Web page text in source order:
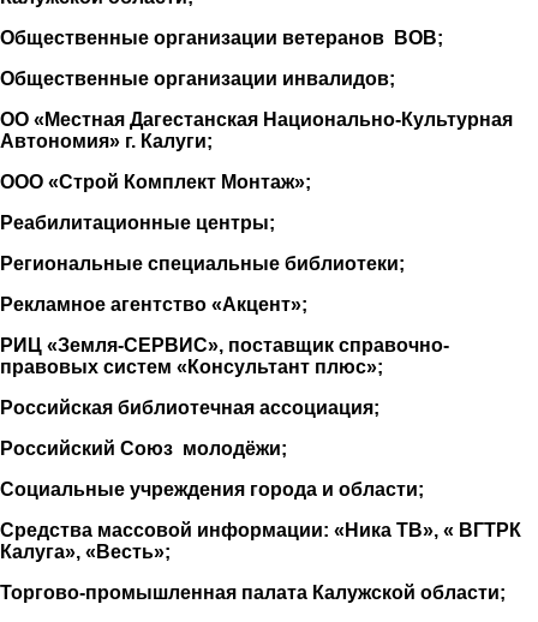
Общественные организации ветеранов ВОВ;
Общественные организации инвалидов;
ОО «Местная Дагестанская Национально-Культурная
Автономия» г. Калуги;
ООО «Строй Комплект Монтаж»;
Реабилитационные центры;
Региональные специальные библиотеки;
Рекламное агентство «Акцент»;
РИЦ «Земля-СЕРВИС», поставщик справочно-
правовых систем «Консультант плюс»;
Российская библиотечная ассоциация;
Российский Союз молодёжи;
Социальные учреждения города и области;
Средства массовой информации: «Ника ТВ», « ВГТРК
Калуга», «Весть»;
Торгово-промышленная палата Калужской области;